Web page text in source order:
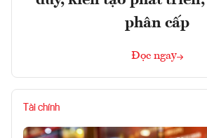
phân cấp
Đọc ngay
Tài chính